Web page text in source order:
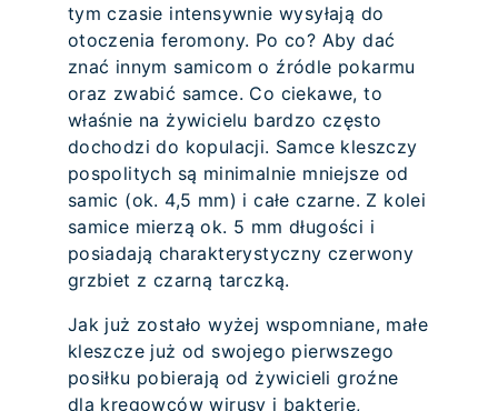
tym czasie intensywnie wysyłają do
otoczenia feromony. Po co? Aby dać
znać innym samicom o źródle pokarmu
oraz zwabić samce. Co ciekawe, to
właśnie na żywicielu bardzo często
dochodzi do kopulacji. Samce kleszczy
pospolitych są minimalnie mniejsze od
samic (ok. 4,5 mm) i całe czarne. Z kolei
samice mierzą ok. 5 mm długości i
posiadają charakterystyczny czerwony
grzbiet z czarną tarczką.
Jak już zostało wyżej wspomniane, małe
kleszcze już od swojego pierwszego
posiłku pobierają od żywicieli groźne
dla kręgowców wirusy i bakterie,